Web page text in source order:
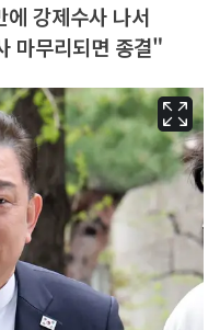
강제수사 나서
마무리되면 종결"